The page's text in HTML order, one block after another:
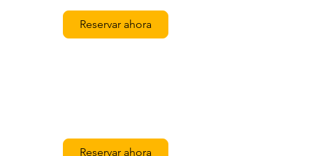
Reservar ahora
Reservar ahora